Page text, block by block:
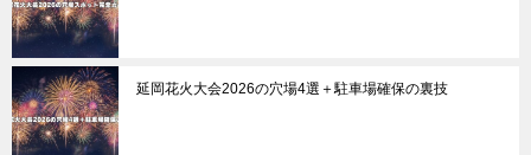
延岡花火大会2026の穴場4選＋駐車場確保の裏技